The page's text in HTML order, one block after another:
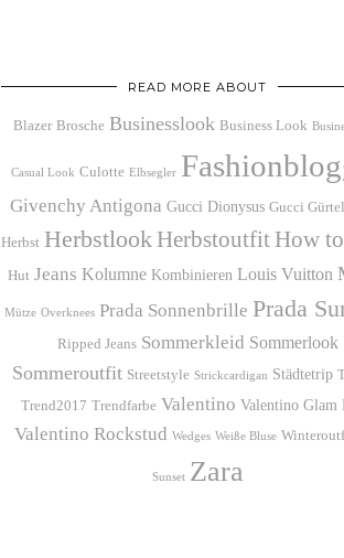
READ MORE ABOUT
Blazer Brosche Businesslook Business Look
Casual Look Culotte Elbsegler
Givenchy Antigona Gucci Dionysus Gucci Gürtel
Herbst Herbstlook Herbstoutfit How
Hut Jeans Kolumne Kombinieren Louis Vuitton
Mütze Overknees Prada Sonnenbrille Prada
Ripped Jeans Sommerkleid Sommerlook
Sommeroutfit Streetstyle Strickcardigan Städtetrip
Trend2017 Trendfarbe Valentino Valentino Glam
Valentino Rockstud Wedges Weiße Bluse
Sunset Zara